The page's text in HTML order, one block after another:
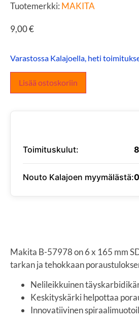
Tuotemerkki: MAKITA
9,00€
Varastossa Kalajoella, heti
Lisää ostoskoriin
Toimituskulut:
Nouto Kalajoen myymälästä:
Makita B-57978 on 6 x 165 mm
tarkan ja tehokkaan
Nelileikkuinen
Keskityskärki helpottaa
Innovatiivinen